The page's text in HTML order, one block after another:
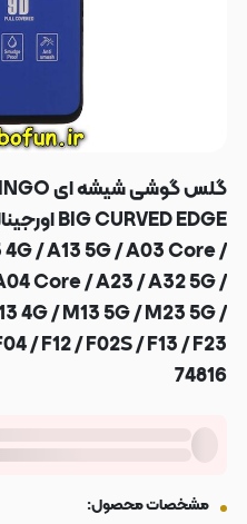
/ A13 5G / A03 Core /
Core / A23 / A32 5G /
4G / M13 5G / M23 5G /
74816
مشخصات محصول: